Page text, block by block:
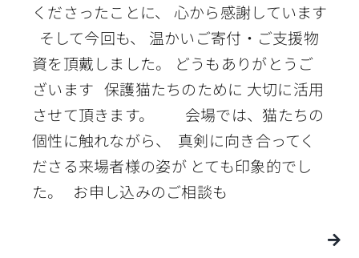
くださったことに、 心から感謝しています
そして今回も、 温かいご寄付・ご支援物
資を頂戴しました。 どうもありがとうご
ざいます 保護猫たちのために 大切に活用
させて頂きます。 会場では、猫たちの
個性に触れながら、 真剣に向き合ってく
ださる来場者様の姿が とても印象的でし
た。 お申し込みのご相談も